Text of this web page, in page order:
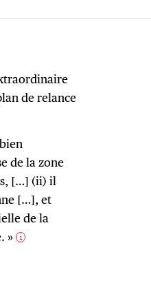
de relance
de la zone
[…] (ii) il
[…], et
de la
» 1